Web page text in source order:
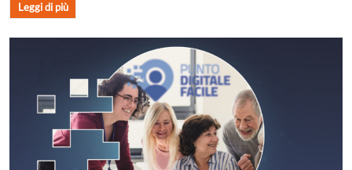
Leggi di più